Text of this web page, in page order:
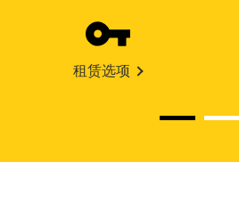
租赁选项